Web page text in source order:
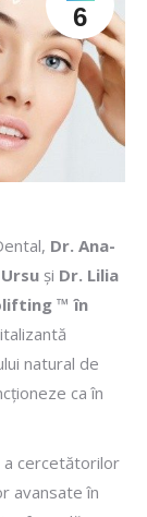
6
Dr. Ana-
și Dr. Lilia
™ în
natural de
ca în
cercetătorilor
avansate în